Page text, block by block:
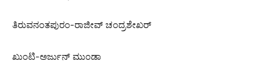
ತಿರುವನಂತಪುರಂ-ರಾಜೀವ್ ಚಂದ್ರಶೇಖರ್
ಖುಂಟಿ-ಅರ್ಜುನ್ ಮುಂಡಾ